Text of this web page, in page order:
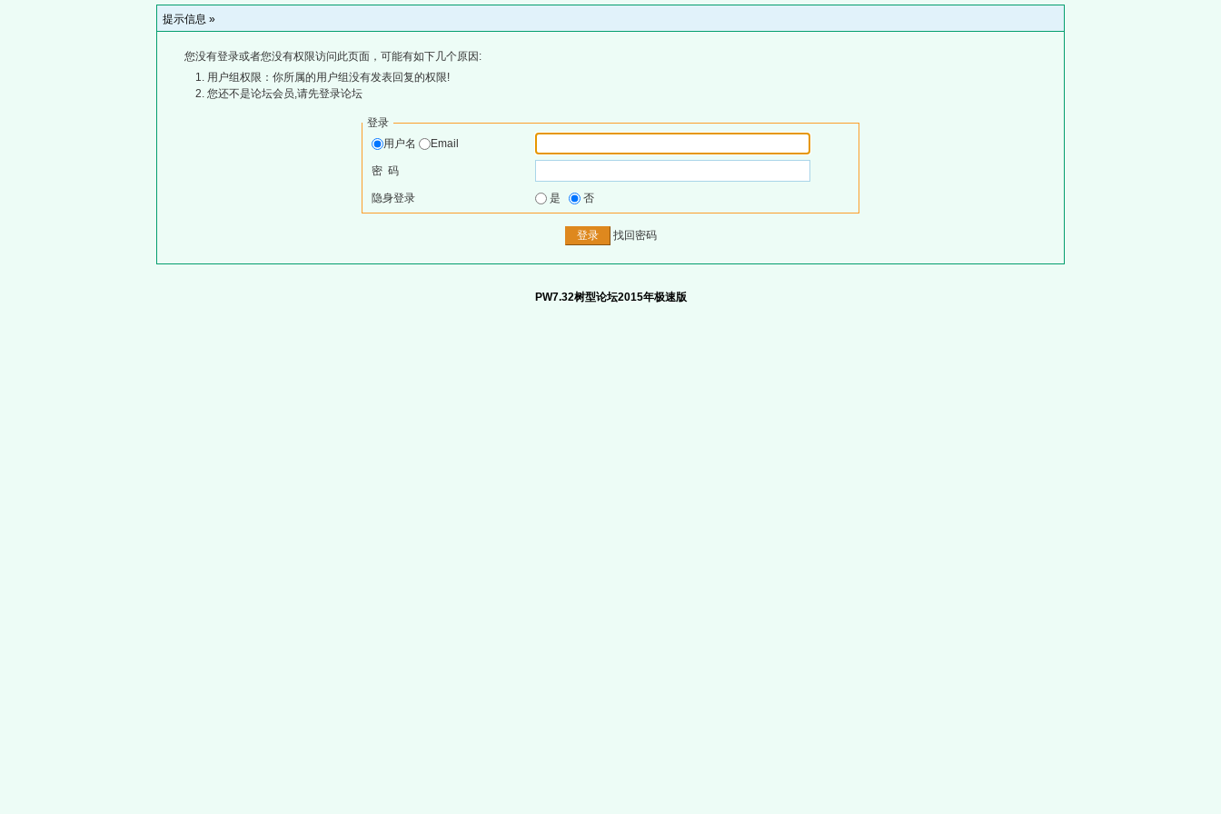
提示信息 »
您没有登录或者您没有权限访问此页面，可能有如下几个原因:
用户组权限：你所属的用户组没有发表回复的权限!
您还不是论坛会员,请先登录论坛
登录
用户名
Email
密 码
隐身登录 是 否
找回密码
PW7.32树型论坛2015年极速版